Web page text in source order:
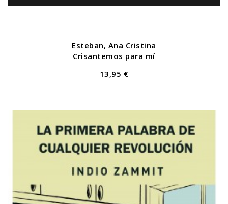
Esteban, Ana Cristina
Crisantemos para mí
13,95 €